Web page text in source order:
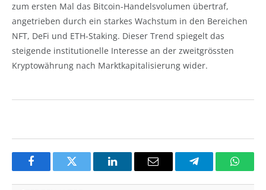
zum ersten Mal das Bitcoin-Handelsvolumen übertraf,
angetrieben durch ein starkes Wachstum in den Bereichen
NFT, DeFi und ETH-Staking. Dieser Trend spiegelt das
steigende institutionelle Interesse an der zweitgrössten
Kryptowährung nach Marktkapitalisierung wider.
FacebookTwitter LinkedInEmail Telegram